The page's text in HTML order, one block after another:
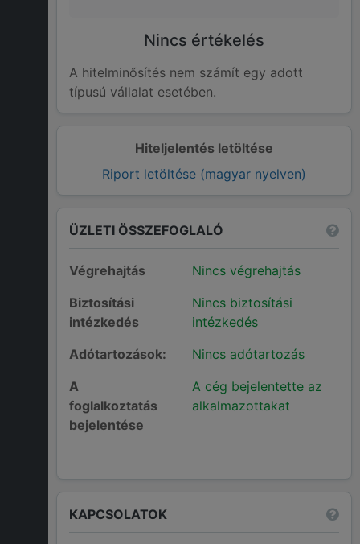
Hiteljelentés letöltése
Riport letöltése (magyar nyelven)
Nincs értékelés
A hitelminősítés nem számít egy adott
típusú vállalat esetében.
ÜZLETI ÖSSZEFOGLALÓ
Végrehajtás
Nincs végrehajtás
Biztosítási
intézkedés
Nincs biztosítási
intézkedés
Adótartozások:
Nincs adótartozás
A
foglalkoztatás
bejelentése
A cég bejelentette az
alkalmazottakat
KAPCSOLATOK